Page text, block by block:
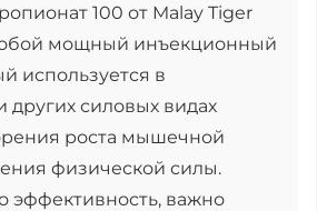
100 от Malay Tiger
мощный инъекционный
используется в
других силовых видах
роста мышечной
физической силы.
эффективность, важно